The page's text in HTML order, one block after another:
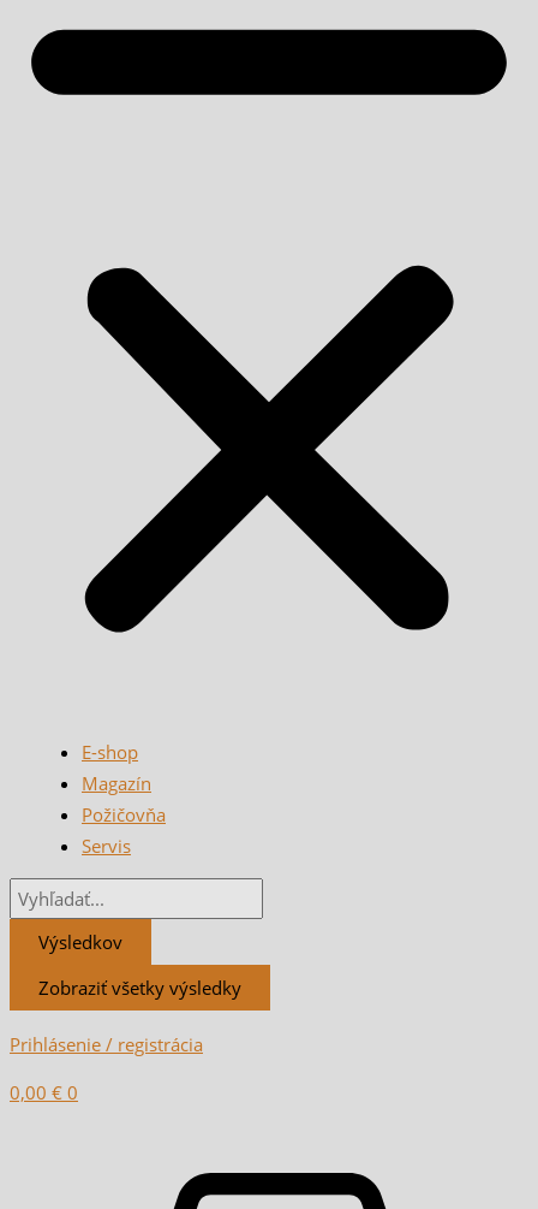
E-shop
Magazín
Požičovňa
Servis
Výsledkov
Zobraziť všetky výsledky
Prihlásenie / registrácia
0,00 € 0